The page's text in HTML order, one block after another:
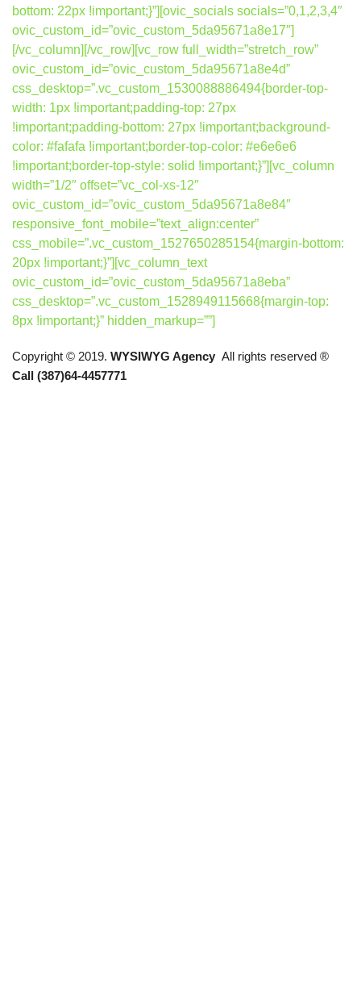
bottom: 22px !important;}”][ovic_socials socials=”0,1,2,3,4″
ovic_custom_id=”ovic_custom_5da95671a8e17″]
[/vc_column][/vc_row][vc_row full_width=”stretch_row”
ovic_custom_id=”ovic_custom_5da95671a8e4d”
css_desktop=”.vc_custom_1530088886494{border-top-
width: 1px !important;padding-top: 27px
!important;padding-bottom: 27px !important;background-
color: #fafafa !important;border-top-color: #e6e6e6
!important;border-top-style: solid !important;}”][vc_column
width=”1/2″ offset=”vc_col-xs-12″
ovic_custom_id=”ovic_custom_5da95671a8e84″
responsive_font_mobile=”text_align:center”
css_mobile=”.vc_custom_1527650285154{margin-bottom:
20px !important;}”][vc_column_text
ovic_custom_id=”ovic_custom_5da95671a8eba”
css_desktop=”.vc_custom_1528949115668{margin-top:
8px !important;}” hidden_markup=””]
Copyright © 2019. WYSIWYG Agency All rights reserved ®
Call (387)64-4457771